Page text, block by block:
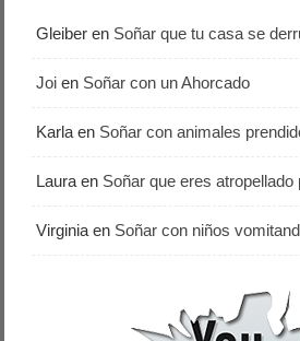
Gleiber en Soñar que tu casa se
Joi en Soñar con un Ahorcado
Karla en Soñar con animales
Laura en Soñar que eres atropellado
Virginia en Soñar con niños